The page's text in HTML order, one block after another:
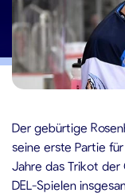
Der gebürtige
seine erste Partie
Jahre das Trikot der
DEL-Spielen